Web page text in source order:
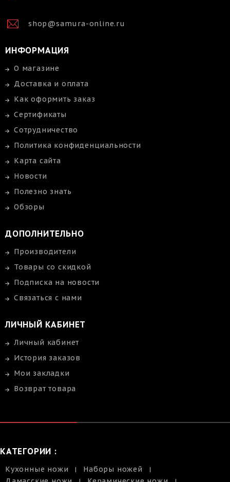
shop@samura-online.ru
ИНФОРМАЦИЯ
О магазине
Доставка и оплата
Как оформить заказ
Сертификаты
Сотрудничество
Политика конфиденциальности
Карта сайта
Новости
Полезно знать
Обзоры
ДОПОЛНИТЕЛЬНО
Производители
Товары со скидкой
Подписка на новости
Связаться с нами
ЛИЧНЫЙ КАБИНЕТ
Личный кабинет
История заказов
Мои закладки
Возврат товара
КАТЕГОРИИ :
Кухонные ножи
Наборы ножей